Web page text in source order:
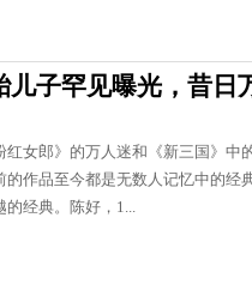
儿子罕见曝光，昔日
女郎》的万人迷和《新三国》中
作品至今都是无数人记忆中的经
的经典。陈好，1...